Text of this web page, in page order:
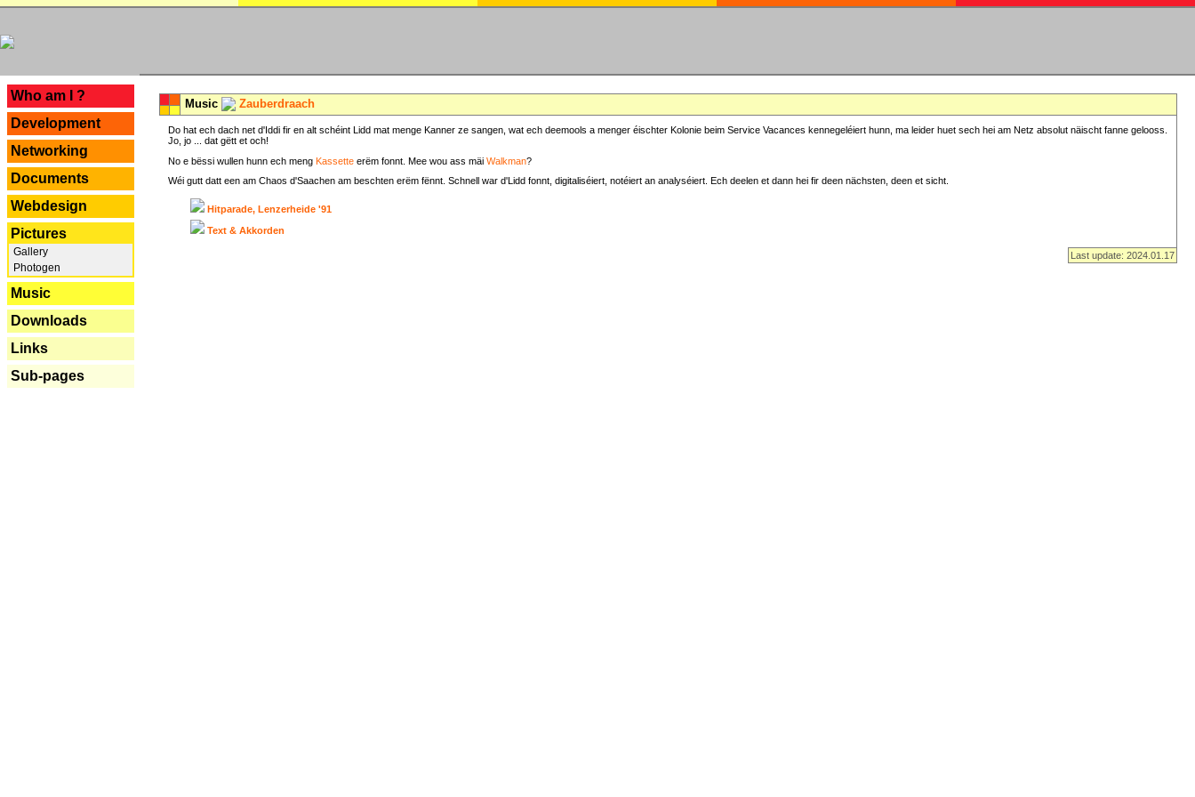
Who am I ?
Development
Networking
Documents
Webdesign
Pictures
Gallery
Photogen
Music
Downloads
Links
Sub-pages
Music Zauberdraach
Do hat ech dach net d'Iddi fir en alt schéint Lidd mat menge Kanner ze sangen, wat ech deemools a menger éischter Kolonie beim Service Vacances kennegeléiert hunn, ma leider huet sech hei am Netz absolut näischt fanne gelooss.
Jo, jo ... dat gëtt et och!
No e bëssi wullen hunn ech meng Kassette erëm fonnt. Mee wou ass mäi Walkman?
Wéi gutt datt een am Chaos d'Saachen am beschten erëm fënnt. Schnell war d'Lidd fonnt, digitaliséiert, notéiert an analyséiert. Ech deelen et dann hei fir deen nächsten, deen et sicht.
Hitparade, Lenzerheide '91
Text & Akkorden
Last update: 2024.01.17